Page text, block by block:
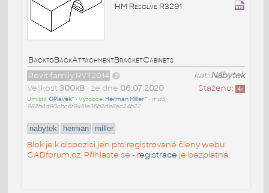
HM Resolve R3291
BacktoBackAttachmentBracketCabinets
kat:Nábytek
Revit family RVT2014
Staženo: 4x
Velikost300kB• ze dne 06.07.2020
Umístil:OPlavek^ • Výrobce: Herman Miller^ • md5:
982b4d90cbc6f9451e36b2de8ac24b22
nabytek herman miller
Blok je k dispozici jen pro registrované členy webu
CADforum.cz. Přihlaste se - registrace je bezplatná.